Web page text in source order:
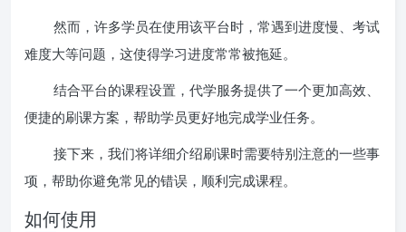
然而，许多学员在使用该平台时，常遇到进度慢、考试
难度大等问题，这使得学习进度常常被拖延。
结合平台的课程设置，代学服务提供了一个更加高效、
便捷的刷课方案，帮助学员更好地完成学业任务。
接下来，我们将详细介绍刷课时需要特别注意的一些事
项，帮助你避免常见的错误，顺利完成课程。
如何使用